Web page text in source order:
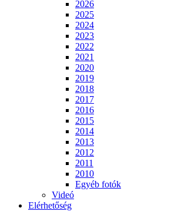
2026
2025
2024
2023
2022
2021
2020
2019
2018
2017
2016
2015
2014
2013
2012
2011
2010
Egyéb fotók
Videó
Elérhetőség